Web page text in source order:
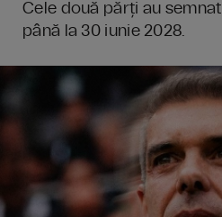
Cele două părți au
până la 30 iunie 2028.